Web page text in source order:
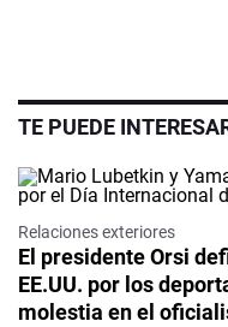
TE PUEDE
Relaciones exteriores
El presidente Orsi
EE.UU. por los
molestia en el